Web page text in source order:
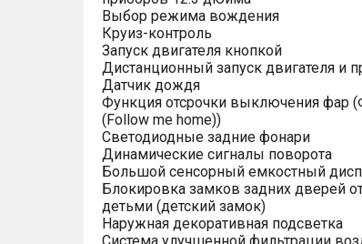
Выбор режима вождения
Круиз-контроль
Запуск двигателя кнопкой
Дистанционный запуск двигателя и
Датчик дождя
Функция отсрочки выключения фар
(Follow me home))
Светодиодные задние фонари
Динамические сигналы поворота
Большой сенсорный емкостный
Блокировка замков задних дверей
детьми (детский замок)
Наружная декоративная подсветка